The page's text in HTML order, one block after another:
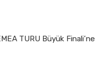
TURU Büyük Finali’ne